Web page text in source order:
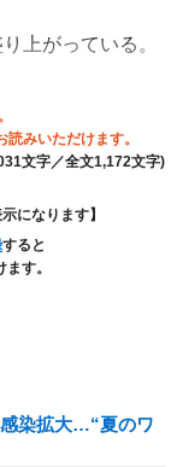
上がっている。
読みいただけます。
文字／全文1,172文字)
になります】
すると
す。
染拡大…“夏のワ